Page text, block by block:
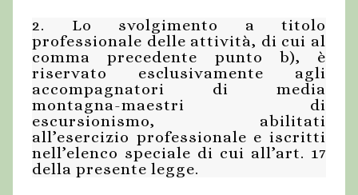
2. Lo svolgimento a titolo
professionale delle attività, di cui al
comma precedente punto b), è
riservato esclusivamente agli
accompagnatori di media
montagna-maestri di
escursionismo, abilitati
all’esercizio professionale e iscritti
nell’elenco speciale di cui all’art. 17
della presente legge.